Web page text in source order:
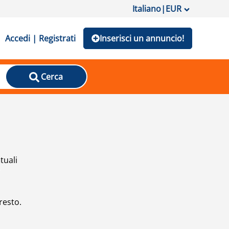
Italiano|EUR
Accedi | Registrati Inserisci un annuncio!
Cerca